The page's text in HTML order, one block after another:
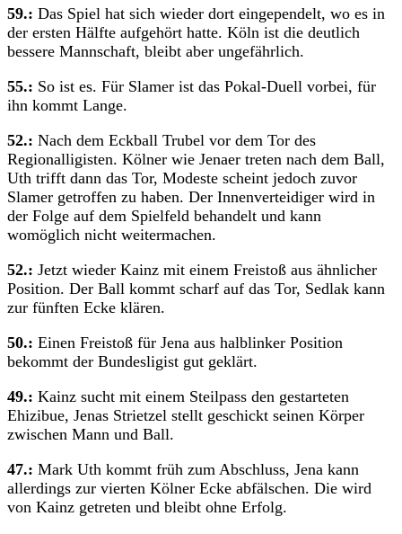
59.: Das Spiel hat sich wieder dort eingependelt, wo es in
der ersten Hälfte aufgehört hatte. Köln ist die deutlich
bessere Mannschaft, bleibt aber ungefährlich.
55.: So ist es. Für Slamer ist das Pokal-Duell vorbei, für
ihn kommt Lange.
52.: Nach dem Eckball Trubel vor dem Tor des
Regionalligisten. Kölner wie Jenaer treten nach dem Ball,
Uth trifft dann das Tor, Modeste scheint jedoch zuvor
Slamer getroffen zu haben. Der Innenverteidiger wird in
der Folge auf dem Spielfeld behandelt und kann
womöglich nicht weitermachen.
52.: Jetzt wieder Kainz mit einem Freistoß aus ähnlicher
Position. Der Ball kommt scharf auf das Tor, Sedlak kann
zur fünften Ecke klären.
50.: Einen Freistoß für Jena aus halblinker Position
bekommt der Bundesligist gut geklärt.
49.: Kainz sucht mit einem Steilpass den gestarteten
Ehizibue, Jenas Strietzel stellt geschickt seinen Körper
zwischen Mann und Ball.
47.: Mark Uth kommt früh zum Abschluss, Jena kann
allerdings zur vierten Kölner Ecke abfälschen. Die wird
von Kainz getreten und bleibt ohne Erfolg.